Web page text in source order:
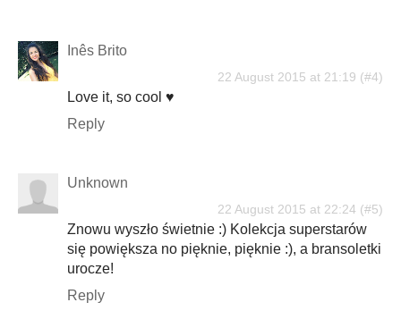
Inês Brito
22 August 2015 at 21:19
Love it, so cool ♥
Reply
Unknown
22 August 2015 at 22:24
Znowu wyszło świetnie :) Kolekcja superstarów
się powiększa no pięknie, pięknie :), a bransoletki
urocze!
Reply